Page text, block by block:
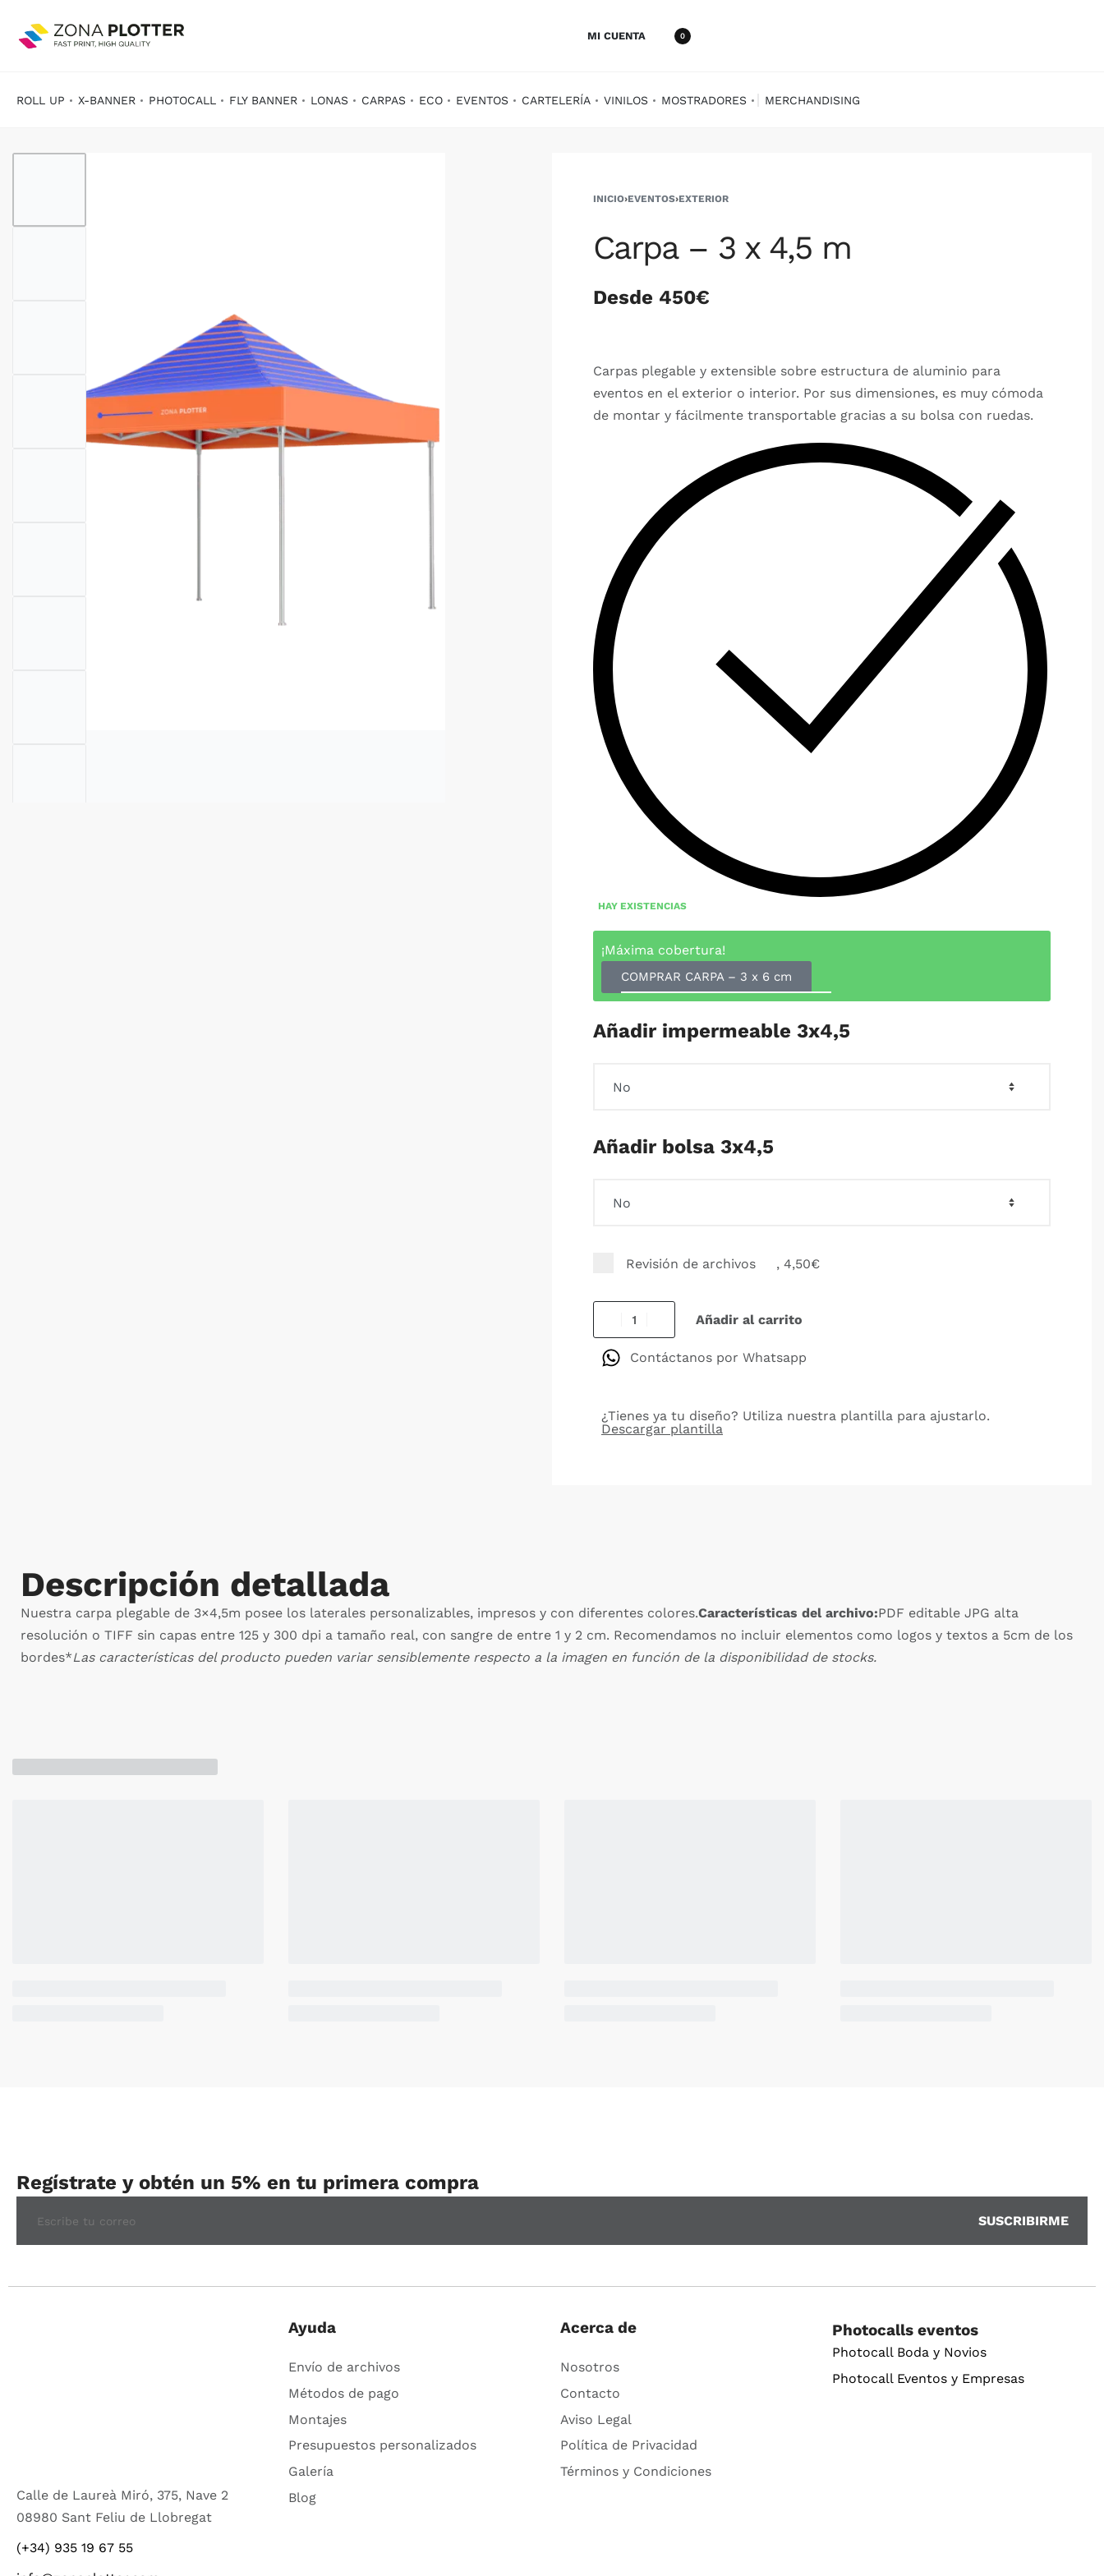
MI CUENTA 0
ROLL UP X-BANNER PHOTOCALL FLY BANNER LONAS CARPAS ECO EVENTOS CARTELERÍA VINILOS MOSTRADORES MERCHANDISING
INICIO›EVENTOS›EXTERIOR
Carpa – 3 x 4,5 m
Desde 450€
Carpas plegable y extensible sobre estructura de aluminio para
eventos en el exterior o interior. Por sus dimensiones, es muy cómoda
de montar y fácilmente transportable gracias a su bolsa con ruedas.
HAY EXISTENCIAS
¡Máxima cobertura!
COMPRAR CARPA – 3 x 6 cm
Añadir impermeable 3x4,5
Añadir bolsa 3x4,5
Revisión de archivos , 4,50€
Añadir al carrito
Contáctanos por Whatsapp
¿Tienes ya tu diseño? Utiliza nuestra plantilla para ajustarlo.
Descargar plantilla
Descripción detallada
Nuestra carpa plegable de 3×4,5m posee los laterales personalizables, impresos y con diferentes colores.Características del archivo:PDF editable JPG alta
resolución o TIFF sin capas entre 125 y 300 dpi a tamaño real, con sangre de entre 1 y 2 cm. Recomendamos no incluir elementos como logos y textos a 5cm de los
bordes*Las características del producto pueden variar sensiblemente respecto a la imagen en función de la disponibilidad de stocks.
Regístrate y obtén un 5% en tu primera compra
Calle de Laureà Miró, 375, Nave 2
08980 Sant Feliu de Llobregat
(+34) 935 19 67 55
Ayuda
Envío de archivos
Métodos de pago
Montajes
Presupuestos personalizados
Galería
Blog
Acerca de
Nosotros
Contacto
Aviso Legal
Política de Privacidad
Términos y Condiciones
Photocalls eventos
Photocall Boda y Novios
Photocall Eventos y Empresas